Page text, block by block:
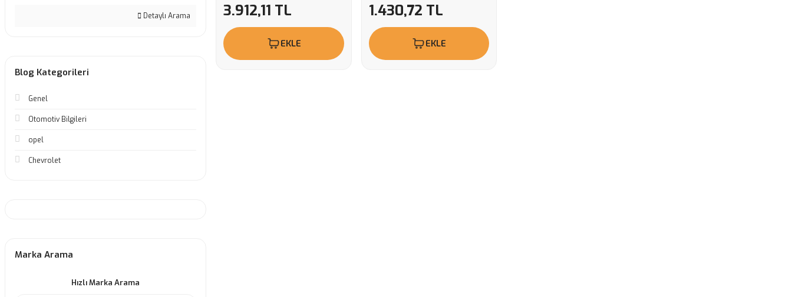
Detaylı Arama
Blog Kategorileri
Genel
Otomotiv Bilgileri
opel
Chevrolet
Marka Arama
Hızlı Marka Arama
3.912,11 TL
EKLE
1.430,72 TL
EKLE